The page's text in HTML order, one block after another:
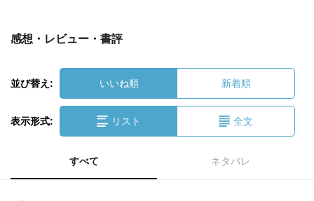
感想・レビュー・書評
並び替え: いいね順 新着順
表示形式: リスト 全文
すべて ネタバレ